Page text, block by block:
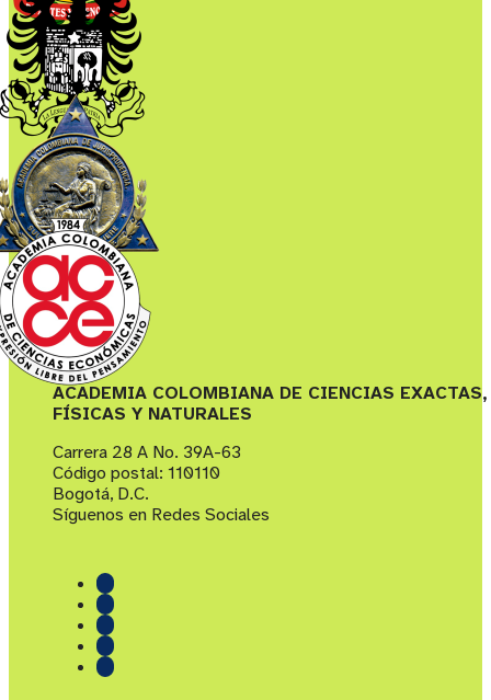
ACADEMIA COLOMBIANA DE CIENCIAS EXACTAS,
FÍSICAS Y NATURALES
Carrera 28 A No. 39A-63
Código postal: 110110
Bogotá, D.C.
Síguenos en Redes Sociales